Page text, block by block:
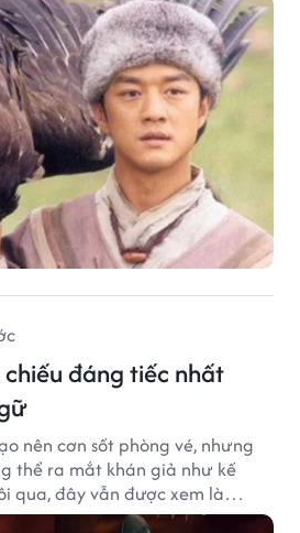
đáng tiếc nhất
nên cơn sốt phòng vé, nhưng
thể ra mắt khán giả như kế
qua, đây vẫn được xem là
nhất của màn ảnh Hoa ngữ.